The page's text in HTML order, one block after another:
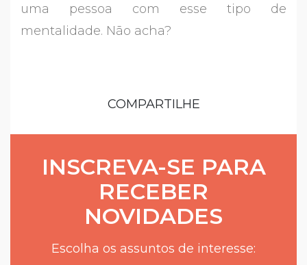
uma pessoa com esse tipo de
mentalidade. Não acha?
COMPARTILHE
INSCREVA-SE PARA
RECEBER
NOVIDADES
Escolha os assuntos de interesse: